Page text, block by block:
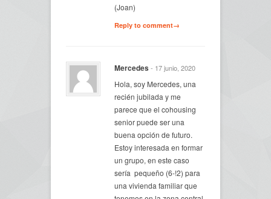
(Joan)
Reply to comment→
Mercedes - 17 junio, 2020
Hola, soy Mercedes, una
recién jubilada y me
parece que el cohousing
senior puede ser una
buena opción de futuro.
Estoy interesada en formar
un grupo, en este caso
sería pequeño (6-!2) para
una vivienda familiar que